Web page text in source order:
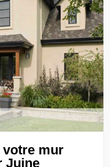
votre mur
Juine